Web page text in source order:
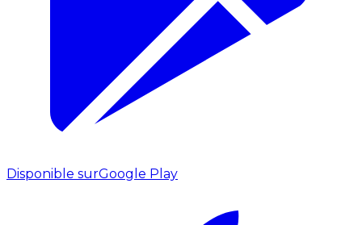
Disponible surGoogle Play